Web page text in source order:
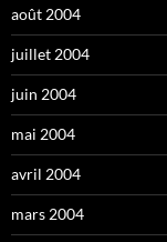
août 2004
juillet 2004
juin 2004
mai 2004
avril 2004
mars 2004